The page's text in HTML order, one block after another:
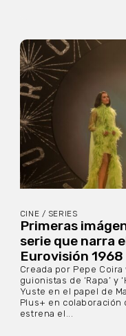
CINE / SERIES
Primeras
serie que narra
Eurovisión 1968
Creada por Pepe
guionistas de ‘Rapa’ y
Yuste en el papel de
Plus+ en colaboración
estrena el...